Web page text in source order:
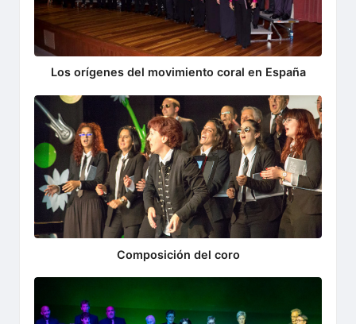
Los orígenes del movimiento coral en España
Composición del coro